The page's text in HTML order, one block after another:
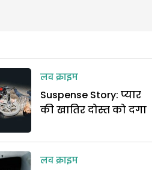
लव क्राइम
Suspense Story: प्यार
की खातिर दोस्त को दगा
लव क्राइम